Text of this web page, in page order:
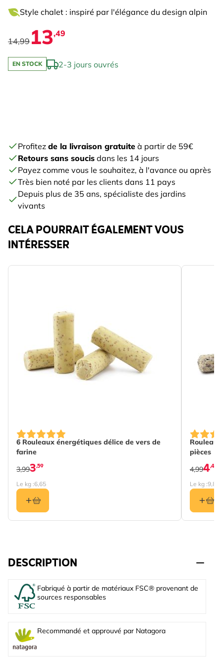
Style chalet : inspiré par l'élégance du design alpin
14,99 13,49
EN STOCK 2-3 jours ouvrés
Profitez de la livraison gratuite à partir de 59€
Retours sans soucis dans les 14 jours
Payez comme vous le souhaitez, à l'avance ou après
Très bien noté par les clients dans 11 pays
Depuis plus de 35 ans, spécialiste des jardins
vivants
CELA POURRAIT ÉGALEMENT VOUS
INTÉRESSER
6 Rouleaux énergétiques délice de vers de
farine
3,59
3,99
Le kg :6,65
pièces
4,49
4,99
Le kg :9,85
DESCRIPTION
Fabriqué à partir de matériaux FSC® provenant de
sources responsables
Recommandé et approuvé par Natagora